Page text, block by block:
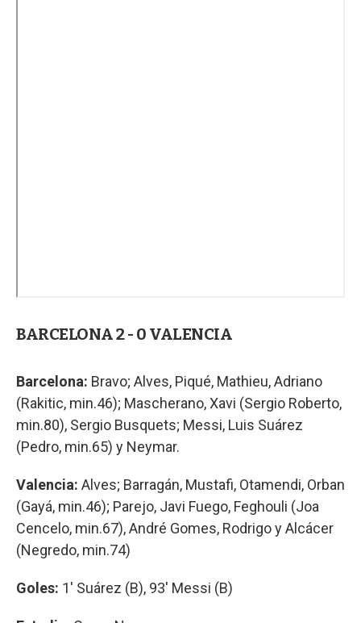
BARCELONA 2 - 0 VALENCIA
Barcelona: Bravo; Alves, Piqué, Mathieu, Adriano
(Rakitic, min.46); Mascherano, Xavi (Sergio Roberto,
min.80), Sergio Busquets; Messi, Luis Suárez
(Pedro, min.65) y Neymar.
Valencia: Alves; Barragán, Mustafi, Otamendi, Orban
(Gayá, min.46); Parejo, Javi Fuego, Feghouli (Joa
Cencelo, min.67), André Gomes, Rodrigo y Alcácer
(Negredo, min.74)
Goles: 1' Suárez (B), 93' Messi (B)